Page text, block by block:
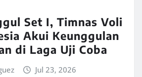
Set I, Timnas Voli
Akui Keunggulan
di Laga Uji Coba
Jul 23, 2026